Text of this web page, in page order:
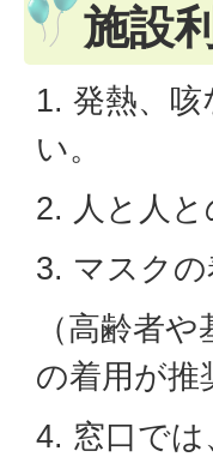
施設
1. 発熱、
い。
2. 人と人
3. マスク
（高齢者
の着用が推
4. 窓口で